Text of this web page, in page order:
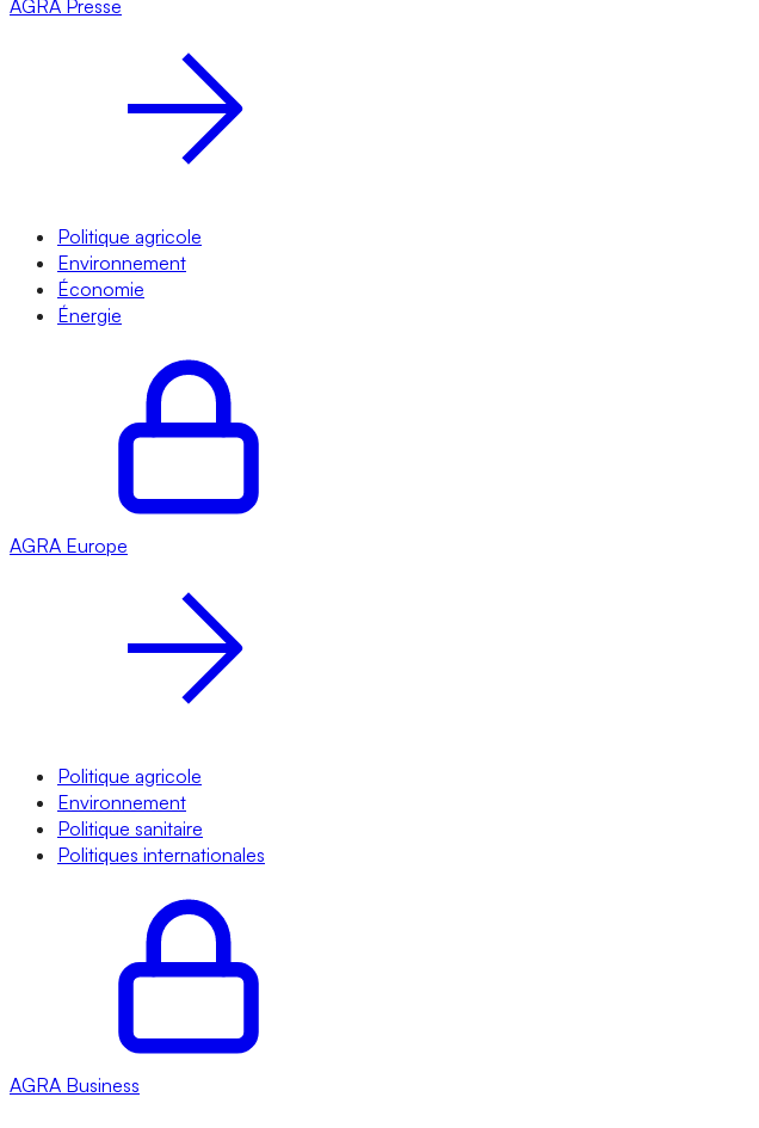
AGRA Presse
Politique agricole
Environnement
Économie
Énergie
AGRA Europe
Politique agricole
Environnement
Politique sanitaire
Politiques internationales
AGRA Business